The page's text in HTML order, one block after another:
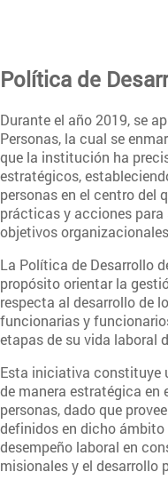
Política de
Durante el año 2019, se
Personas, la cual se
que la institución ha
estratégicos,
personas en el centro del
prácticas y acciones para
objetivos
La Política de Desarrollo
propósito orientar la
respecta al desarrollo de
funcionarias y
etapas de su vida laboral
Esta iniciativa constituye
de manera estratégica en
personas, dado que
definidos en dicho
desempeño laboral en
misionales y el desarrollo